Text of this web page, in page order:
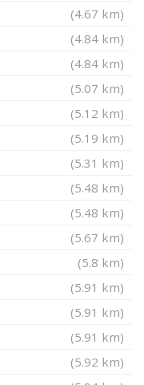
(4.67 km)
(4.84 km)
(4.84 km)
(5.07 km)
(5.12 km)
(5.19 km)
(5.31 km)
(5.48 km)
(5.48 km)
(5.67 km)
(5.8 km)
(5.91 km)
(5.91 km)
(5.91 km)
(5.92 km)